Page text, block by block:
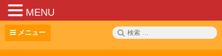
コ
メニュー
検
索:
MENU